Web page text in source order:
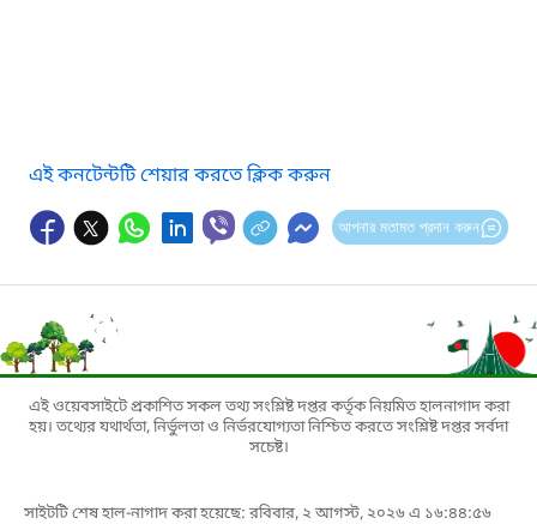
এই কনটেন্টটি শেয়ার করতে ক্লিক করুন
আপনার মতামত প্রদান করুন
এই ওয়েবসাইটে প্রকাশিত সকল তথ্য সংশ্লিষ্ট দপ্তর কর্তৃক নিয়মিত হালনাগাদ করা
হয়। তথ্যের যথার্থতা, নির্ভুলতা ও নির্ভরযোগ্যতা নিশ্চিত করতে সংশ্লিষ্ট দপ্তর সর্বদা
সচেষ্ট।
সাইটটি শেষ হাল-নাগাদ করা হয়েছে: রবিবার, ২ আগস্ট, ২০২৬ এ ১৬:৪৪:৫৬